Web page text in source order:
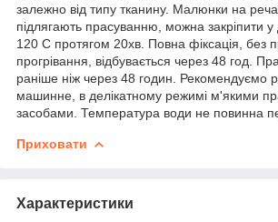
залежно від типу тканину. Малюнки на
підлягають прасуванню, можна закріпити
120 С протягом 20хв. Повна фіксація, без
прогрівання, відбувається через 48 год.
раніше ніж через 48 годин. Рекомендуємо
машинне, в делікатному режимі м'якими
засобами. Температура води не повинна
Приховати
Характеристики